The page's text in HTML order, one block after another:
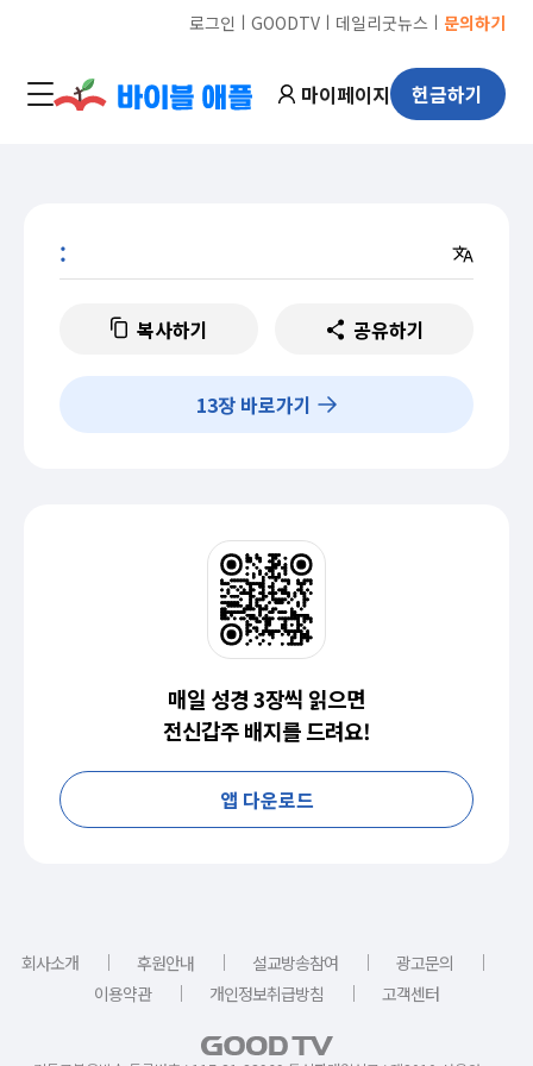
로그인 ㅣ GOODTVㅣ 데일리굿뉴스 ㅣ 문의하기
마이페이지 헌금하기
:
복사하기 공유하기
13장 바로가기
매일 성경 3장씩 읽으면
전신갑주 배지를 드려요!
앱 다운로드
회사소개 ｜ 후원안내 ｜ 설교방송참여 ｜ 광고문의
｜
이용약관
｜ 개인정보취급방침 ｜ 고객센터